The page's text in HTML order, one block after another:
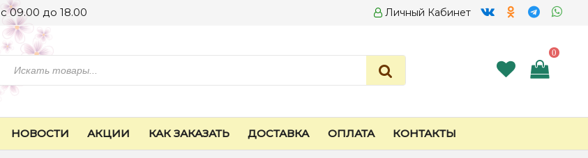
09.00 до 18.00 Личный Кабинет
0
НОВОСТИ АКЦИИ КАК ЗАКАЗАТЬ ДОСТАВКА ОПЛАТА КОНТАКТЫ